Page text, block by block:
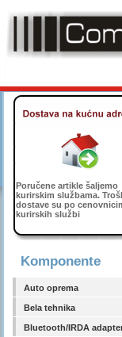
Poručene artikle šaljemo
kurirskim službama.
dostave su po
kurirskih službi
Komponente
Auto oprema
Bela tehnika
Bluetooth/IRDA